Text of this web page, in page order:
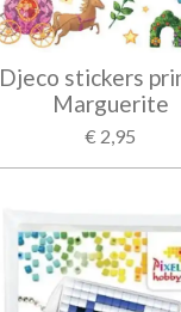
Djeco stickers
Marguerite
€ 2,95